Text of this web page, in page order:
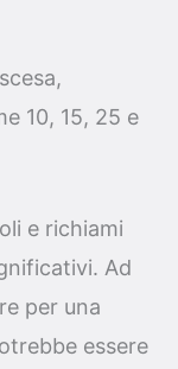
10, 15, 25 e
e richiami
Ad
per una
essere